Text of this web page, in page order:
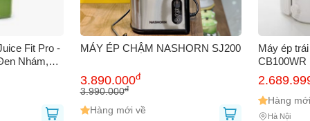
Fit Pro -
Nhám,
Cửa
Cơ 250W
MÁY ÉP CHẬM NASHORN SJ200
3.890.000đ
3.990.000đ
Hàng mới về
Máy ép
CB100WR
Hàng
Hà Nội